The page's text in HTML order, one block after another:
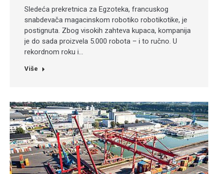
Sledeća prekretnica za Egzoteka, francuskog
snabdevača magacinskom robotiko robotikotike, je
postignuta. Zbog visokih zahteva kupaca, kompanija
je do sada proizvela 5.000 robota – i to ručno. U
rekordnom roku i…
Više